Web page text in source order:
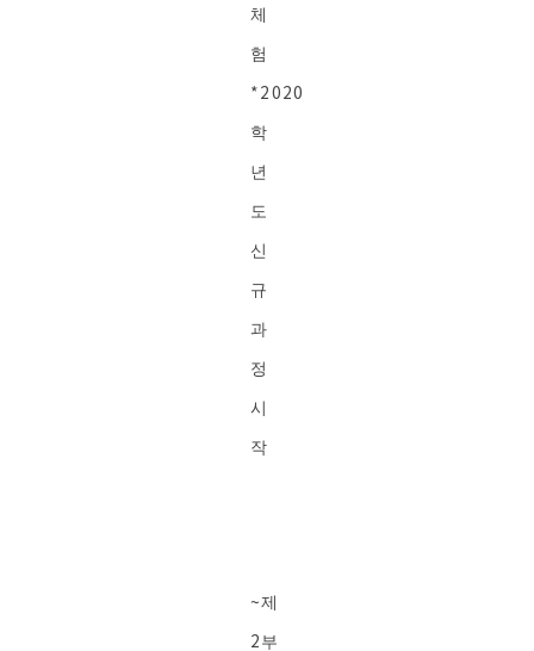
체
험
*2020
학
년
도
신
규
과
정
시
작
~제
2부